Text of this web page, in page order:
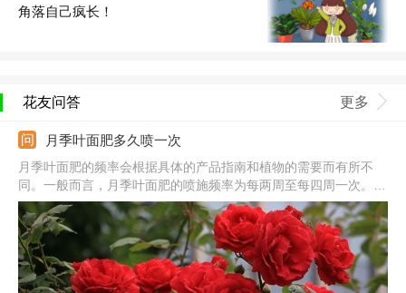
角落自己疯长！
花友问答 更多
月季叶面肥多久喷一次
月季叶面肥的频率会根据具体的产品指南和植物的需要而有所不
同。一般而言，月季叶面肥的喷施频率为每两周至每四周一次。然
而，最好根据植物的生长状态、土壤质量和产品说明来确定最适合
的喷施频率。